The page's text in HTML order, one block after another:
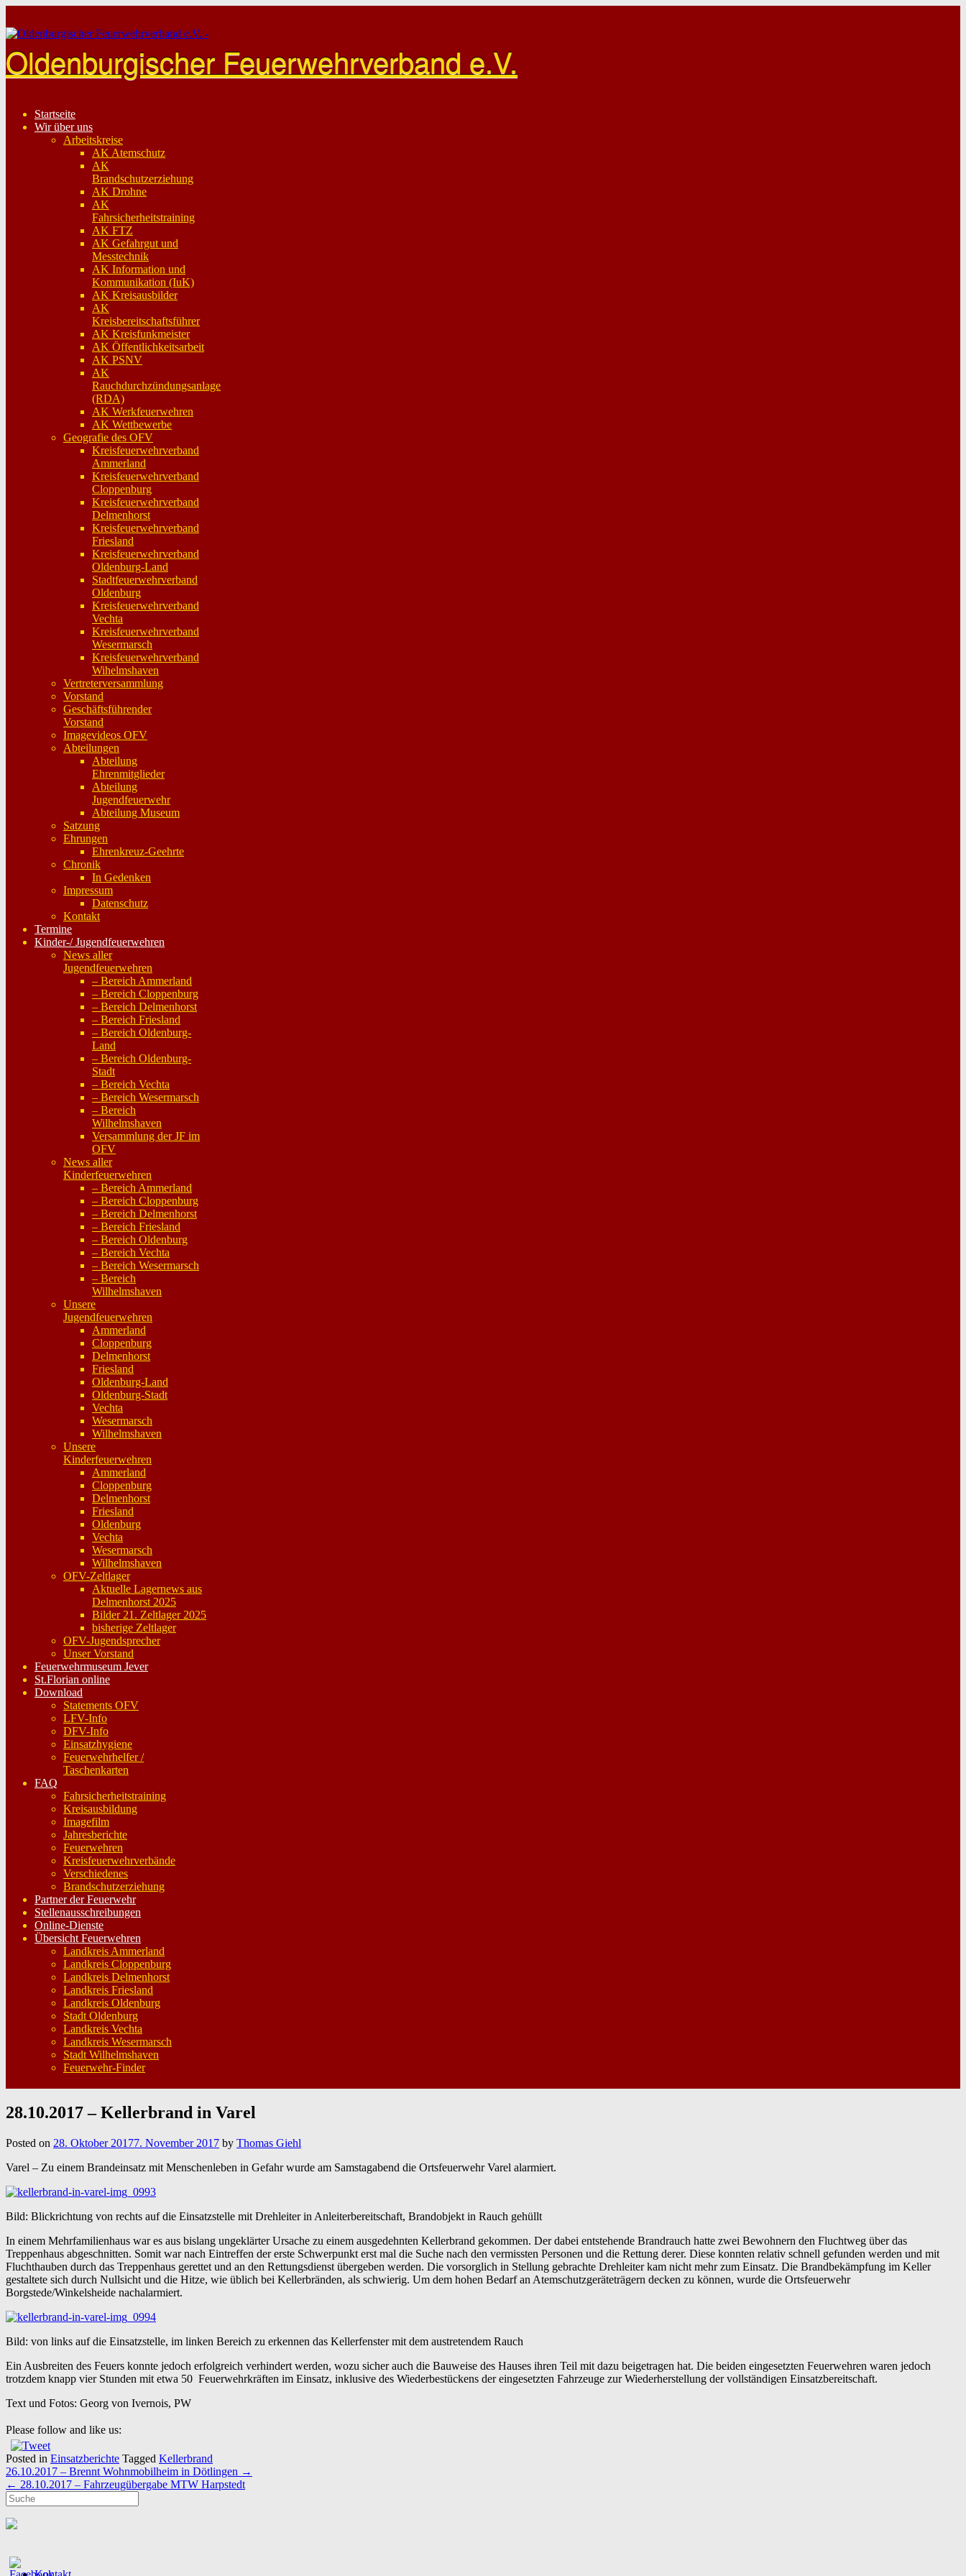
content
Oldenburgischer Feuerwehrverband e.V.
Startseite
Wir über uns
Arbeitskreise
AK Atemschutz
AK
Brandschutzerziehung
AK Drohne
AK
Fahrsicherheitstraining
AK FTZ
AK Gefahrgut und
Messtechnik
AK Information und
Kommunikation (IuK)
AK Kreisausbilder
AK
Kreisbereitschaftsführer
AK Kreisfunkmeister
AK Öffentlichkeitsarbeit
AK PSNV
AK
Rauchdurchzündungsanlage
(RDA)
AK Werkfeuerwehren
AK Wettbewerbe
Geografie des OFV
Kreisfeuerwehrverband
Ammerland
Kreisfeuerwehrverband
Cloppenburg
Kreisfeuerwehrverband
Delmenhorst
Kreisfeuerwehrverband
Friesland
Kreisfeuerwehrverband
Oldenburg-Land
Stadtfeuerwehrverband
Oldenburg
Kreisfeuerwehrverband
Vechta
Kreisfeuerwehrverband
Wesermarsch
Kreisfeuerwehrverband
Wihelmshaven
Vertreterversammlung
Vorstand
Geschäftsführender
Vorstand
Imagevideos OFV
Abteilungen
Abteilung
Ehrenmitglieder
Abteilung
Jugendfeuerwehr
Abteilung Museum
Satzung
Ehrungen
Ehrenkreuz-Geehrte
Chronik
In Gedenken
Impressum
Datenschutz
Kontakt
Termine
Kinder-/ Jugendfeuerwehren
News aller
Jugendfeuerwehren
– Bereich Ammerland
– Bereich Cloppenburg
– Bereich Delmenhorst
– Bereich Friesland
– Bereich Oldenburg-
Land
– Bereich Oldenburg-
Stadt
– Bereich Vechta
– Bereich Wesermarsch
– Bereich
Wilhelmshaven
Versammlung der JF im
OFV
News aller
Kinderfeuerwehren
– Bereich Ammerland
– Bereich Cloppenburg
– Bereich Delmenhorst
– Bereich Friesland
– Bereich Oldenburg
– Bereich Vechta
– Bereich Wesermarsch
– Bereich
Wilhelmshaven
Unsere
Jugendfeuerwehren
Ammerland
Cloppenburg
Delmenhorst
Friesland
Oldenburg-Land
Oldenburg-Stadt
Vechta
Wesermarsch
Wilhelmshaven
Unsere
Kinderfeuerwehren
Ammerland
Cloppenburg
Delmenhorst
Friesland
Oldenburg
Vechta
Wesermarsch
Wilhelmshaven
OFV-Zeltlager
Aktuelle Lagernews aus
Delmenhorst 2025
Bilder 21. Zeltlager 2025
bisherige Zeltlager
OFV-Jugendsprecher
Unser Vorstand
Feuerwehrmuseum Jever
St.Florian online
Download
Statements OFV
LFV-Info
DFV-Info
Einsatzhygiene
Feuerwehrhelfer /
Taschenkarten
FAQ
Fahrsicherheitstraining
Kreisausbildung
Imagefilm
Jahresberichte
Feuerwehren
Kreisfeuerwehrverbände
Verschiedenes
Brandschutzerziehung
Partner der Feuerwehr
Stellenausschreibungen
Online-Dienste
Übersicht Feuerwehren
Landkreis Ammerland
Landkreis Cloppenburg
Landkreis Delmenhorst
Landkreis Friesland
Landkreis Oldenburg
Stadt Oldenburg
Landkreis Vechta
Landkreis Wesermarsch
Stadt Wilhelmshaven
Feuerwehr-Finder
28.10.2017 – Kellerbrand in Varel
Posted on 28. Oktober 20177. November 2017 by Thomas Giehl
Varel – Zu einem Brandeinsatz mit Menschenleben in Gefahr wurde am Samstagabend die Ortsfeuerwehr Varel alarmiert.
Bild: Blickrichtung von rechts auf die Einsatzstelle mit Drehleiter in Anleiterbereitschaft, Brandobjekt in Rauch gehüllt
In einem Mehrfamilienhaus war es aus bislang ungeklärter Ursache zu einem ausgedehnten Kellerbrand gekommen. Der dabei entstehende Brandrauch hatte zwei Bewohnern den Fluchtweg über das
Treppenhaus abgeschnitten. Somit war nach Eintreffen der erste Schwerpunkt erst mal die Suche nach den vermissten Personen und die Rettung derer. Diese konnten relativ schnell gefunden werden und mit
Fluchthauben durch das Treppenhaus gerettet und an den Rettungsdienst übergeben werden. Die vorsorglich in Stellung gebrachte Drehleiter kam nicht mehr zum Einsatz. Die Brandbekämpfung im Keller
gestaltete sich durch Nullsicht und die Hitze, wie üblich bei Kellerbränden, als schwierig. Um dem hohen Bedarf an Atemschutzgeräteträgern decken zu können, wurde die Ortsfeuerwehr
Borgstede/Winkelsheide nachalarmiert.
Bild: von links auf die Einsatzstelle, im linken Bereich zu erkennen das Kellerfenster mit dem austretendem Rauch
Ein Ausbreiten des Feuers konnte jedoch erfolgreich verhindert werden, wozu sicher auch die Bauweise des Hauses ihren Teil mit dazu beigetragen hat. Die beiden eingesetzten Feuerwehren waren jedoch
trotzdem knapp vier Stunden mit etwa 50 Feuerwehrkräften im Einsatz, inklusive des Wiederbestückens der eingesetzten Fahrzeuge zur Wiederherstellung der vollständigen Einsatzbereitschaft.
Text und Fotos: Georg von Ivernois, PW
Please follow and like us:
Posted in Einsatzberichte Tagged Kellerbrand
Post
navigation
26.10.2017 – Brennt Wohnmobilheim in Dötlingen →
← 28.10.2017 – Fahrzeugübergabe MTW Harpstedt